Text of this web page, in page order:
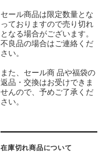
セール商品は限定数量とな
っておりますので売り切れ
となる場合がございます。
不良品の場合はご連絡くだ
さい。
また、セール商 品や福袋の
返品・交換はお受けできま
せんので、予めご了承くだ
さい。
在庫切れ商品について